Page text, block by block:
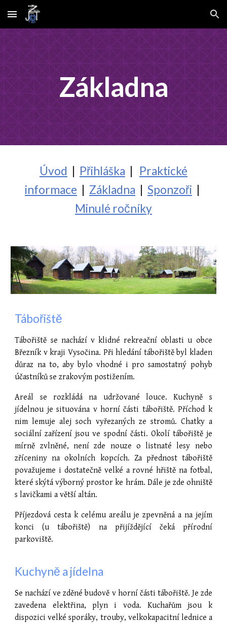
Skip to main content Skip to navigation
Základna
Úvod Přihláška
Praktické
informace
Základna Sponzoři
Minulé ročníky
Tábořiště
Tábořiště se nachází v klidné rekreační oblasti u obce
Březník v kraji Vysočina. Při hledání tábořiště byl kladen
důraz na to, aby bylo vhodné i pro samostatný pohyb
účastníků se zrakovým postižením.
Areál se rozkládá na udržované louce. Kuchyně s
jídelnou je situována v horní části tábořiště. Příchod k
nim lemuje alej soch vyřezaných ze stromů. Chatky a
sociální zařízení jsou ve spodní části. Okolí tábořiště je
mírně zvlněné, není zde nouze o listnaté lesy nebo
zříceniny na okolních kopcích. Za přednost tábořiště
považujeme i dostatečně velké a rovné hřiště na fotbal,
které skýtá výborný prostor ke hrám. Dále je zde ohniště
s lavičkami a větší altán.
Příjezdová cesta k celému areálu je zpevněná a na jejím
konci (u tábořiště) na přijíždějící čeká přírodní
parkoviště.
Kuchyně a jídelna
Se nachází ve zděné budově v horní části tábořiště. Je zde
zavedena elektřina, plyn i voda. Kuchařům jsou k
dispozici velké sporáky, trouby, velkokapacitní lednice a